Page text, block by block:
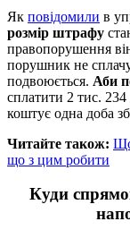
Як повідомили в
розмір штрафу
правопорушення
порушник не
подвоюється. Аби
сплатити 2 тис.
коштує одна доба
Читайте також:
що з цим робити
Куди